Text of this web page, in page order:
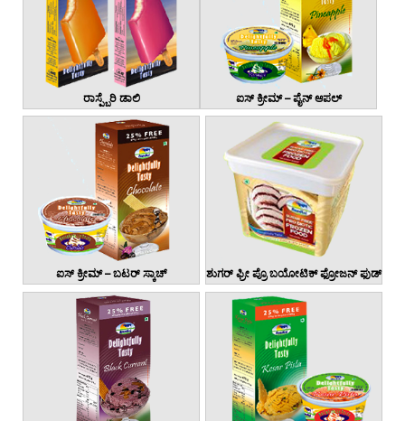
ರಾಸ್ಪ್ಬೆರಿ ಡಾಲಿ ಐಸ್ ಕ್ರೀಮ್ – ಪೈನ್ ಆಪಲ್
ಐಸ್ ಕ್ರೀಮ್ – ಬಟರ್ ಸ್ಕಾಚ್ ಶುಗರ್ ಫ್ರೀ ಪ್ರೊ ಬಯೋಟಿಕ್ ಫ್ರೋಜನ್ ಫುಡ್